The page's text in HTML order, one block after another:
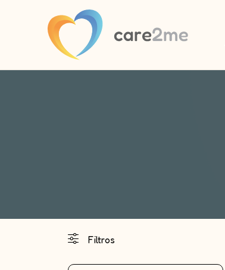
Filtros